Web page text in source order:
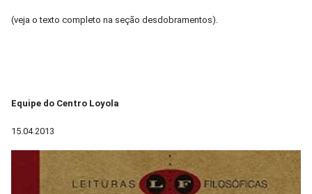
(veja o texto completo na seção desdobramentos).
Equipe do Centro Loyola
15.04.2013